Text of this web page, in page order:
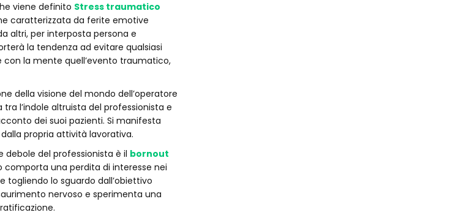
viene definito Stress traumatico
caratterizzata da ferite emotive
altri, per interposta persona e
la tendenza ad evitare qualsiasi
la mente quell’evento traumatico,
della visione del mondo dell’operatore
l’indole altruista del professionista e
dei suoi pazienti. Si manifesta
propria attività lavorativa.
del professionista è il bornout
una perdita di interesse nei
lo sguardo dall’obiettivo
nervoso e sperimenta una